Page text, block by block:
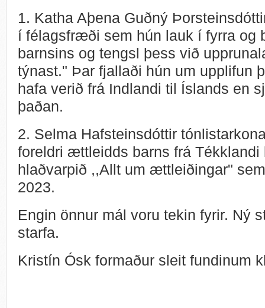
1. Katha Aþena Guðný
í félagsfræði sem hún lauk í fyrra og
barnsins og tengsl þess við
týnast." Þar fjallaði hún um upplifun
hafa verið frá Indlandi til Íslands en
þaðan.
2. Selma Hafsteinsdóttir
foreldri ættleidds barns frá
hlaðvarpið ,,Allt um ættleiðingar"
2023.
Engin önnur mál voru tekin fyrir. Ný
starfa.
Kristín Ósk formaður sleit fundinum